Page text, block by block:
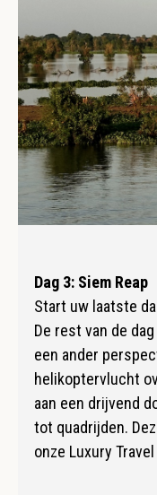
Dag 3: Siem Reap
Start uw laatste
De rest van de
een ander
helikoptervlucht
aan een drijvend
tot quadrijden.
onze Luxury